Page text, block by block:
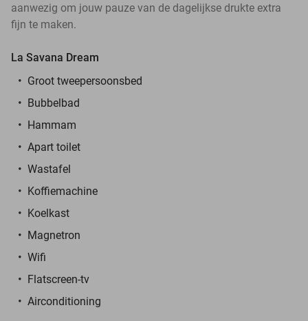
aanwezig om jouw pauze van de dagelijkse drukte extra
fijn te maken.
La Savana Dream
Groot tweepersoonsbed
Bubbelbad
Hammam
Apart toilet
Wastafel
Koffiemachine
Koelkast
Magnetron
Wifi
Flatscreen-tv
Airconditioning